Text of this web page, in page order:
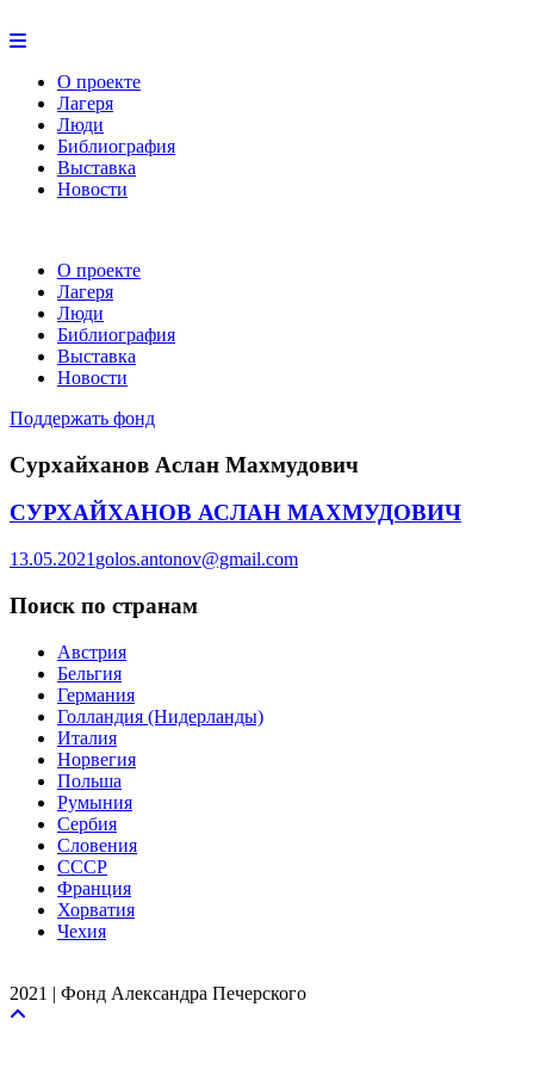
О проекте
Лагеря
Люди
Библиография
Выставка
Новости
О проекте
Лагеря
Люди
Библиография
Выставка
Новости
Поддержать фонд
Сурхайханов Аслан Махмудович
СУРХАЙХАНОВ АСЛАН МАХМУДОВИЧ
13.05.2021 golos.antonov@gmail.com
Поиск по странам
Австрия
Бельгия
Германия
Голландия (Нидерланды)
Италия
Норвегия
Польша
Румыния
Сербия
Словения
СССР
Франция
Хорватия
Чехия
2021 | Фонд Александра Печерского